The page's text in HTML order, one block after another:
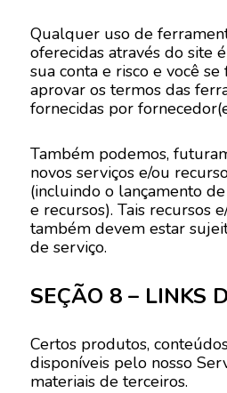
Qualquer uso de
oferecidas através do site
sua conta e risco e você
aprovar os termos das
fornecidas por
Também podemos,
novos serviços e/ou
(incluindo o lançamento
e recursos). Tais recursos
também devem estar
de serviço.
SEÇÃO 8 – LINKS
Certos produtos,
disponíveis pelo nosso
materiais de terceiros.